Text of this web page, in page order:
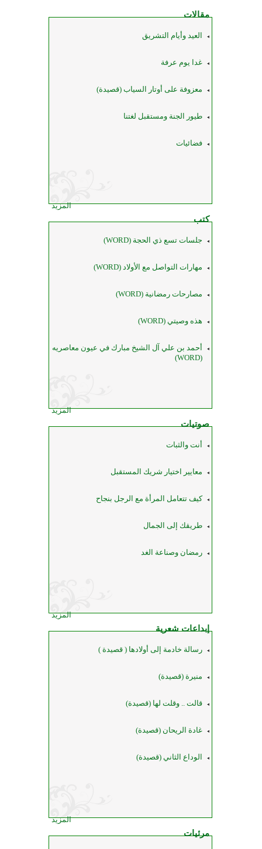
مقالات
العيد وأيام التشريق
غدا يوم عرفة
معزوفة على أوتار السياب (قصيدة)
طيور الجنة ومستقبل لغتنا
فضائيات
المزيد
كتب
جلسات تسع ذي الحجة (WORD)
مهارات التواصل مع الأولاد (WORD)
مصارحات رمضانية (WORD)
هذه وصيتي (WORD)
أحمد بن علي آل الشيخ مبارك في عيون معاصريه
(WORD)
المزيد
صوتيات
أنت والثبات
معايير اختيار شريك المستقبل
كيف تتعامل المرأة مع الرجل بنجاح
طريقك إلى الجمال
رمضان وصناعة الغد
المزيد
إبداعات شعرية
رسالة خادمة إلى أولادها ( قصيدة )
منيرة (قصيدة)
قالت .. وقلت لها (قصيدة)
غادة الريحان (قصيدة)
الوداع الثاني (قصيدة)
المزيد
مرئيات